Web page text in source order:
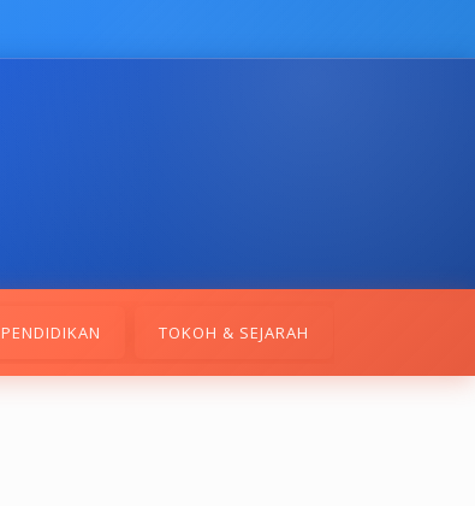
PENDIDIKAN TOKOH & SEJARAH